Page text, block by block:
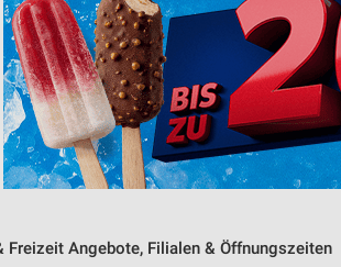
Freizeit Angebote, Filialen & Öffnungszeiten